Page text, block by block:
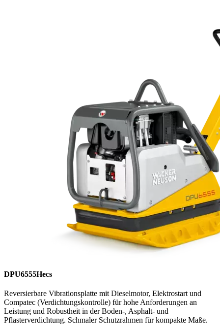
DPU6555Hecs
Reversierbare Vibrationsplatte mit Dieselmotor, Elektrostart und
Compatec (Verdichtungskontrolle) für hohe Anforderungen an
Leistung und Robustheit in der Boden-, Asphalt- und
Pflasterverdichtung. Schmaler Schutzrahmen für kompakte Maße.